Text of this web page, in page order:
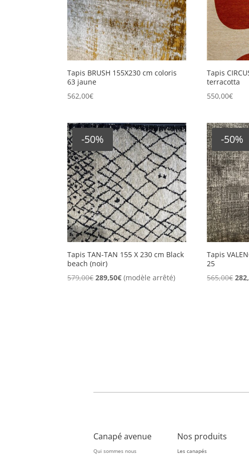
assise très profonde(1)
canapé droit(1)
confort douillet(1)
confort ferme(1)
dehoussable(0)
fauteuil(1)
modulable(1)
petite profondeur(1)
plume(1)
pouf(1)
SITS(1)
Tapis BRUSH 155X230 cm coloris
63 jaune
562,00€
Tapis
terracotta
550,00€
-50%
Tapis TAN-TAN 155 X 230 cm Black
beach (noir)
579,00€Le
289,50€Le
(modèle arrêté)
-50%
Tapis
25
565,00€Le
Canapé avenue
Qui sommes nous
Nos produits
Les canapés